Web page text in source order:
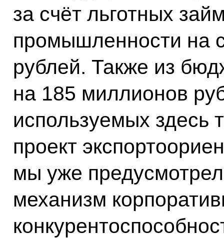
за счёт льготных
промышленности на
рублей. Также из
на 185 миллионов
используемых здесь
проект
мы уже
механизм